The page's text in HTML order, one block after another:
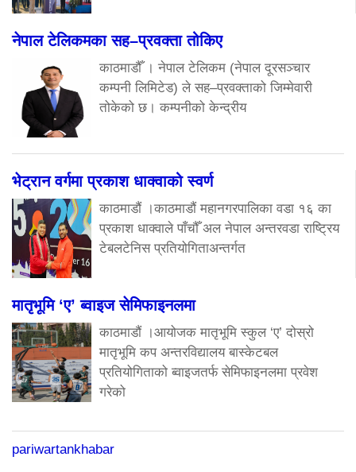
नेपाल टेलिकमका सह–प्रवक्ता तोकिए
काठमाडौँ । नेपाल टेलिकम (नेपाल दूरसञ्चार
कम्पनी लिमिटेड) ले सह–प्रवक्ताको जिम्मेवारी
तोकेको छ। कम्पनीको केन्द्रीय
भेट्रान वर्गमा प्रकाश धाक्वाको स्वर्ण
काठमाडौं ।काठमाडौं महानगरपालिका वडा १६ का
प्रकाश धाक्वाले पाँचौँ अल नेपाल अन्तरवडा राष्ट्रिय
टेबलटेनिस प्रतियोगिताअन्तर्गत
मातृभूमि ‘ए’ ब्वाइज सेमिफाइनलमा
काठमाडौं ।आयोजक मातृभूमि स्कुल ‘ए’ दोस्रो
मातृभूमि कप अन्तरविद्यालय बास्केटबल
प्रतियोगिताको ब्वाइजतर्फ सेमिफाइनलमा प्रवेश
गरेको
pariwartankhabar